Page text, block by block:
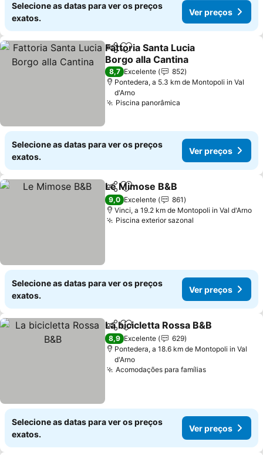
Selecione as datas para ver os preços
exatos.
Ver preços
PartilharAdicionar aos favoritos
Fattoria Santa Lucia
Borgo alla Cantina
Ver preços
8,7 Excelente
852
Pontedera, a 5.3 km de Montopoli in Val
d'Arno
Piscina panorâmica
Selecione as datas para ver os preços
exatos.
Ver preços
PartilharAdicionar aos favoritos
Le Mimose B&B
9,0 Excelente
861
Vinci, a 19.2 km de Montopoli in Val d'Arno
Piscina exterior sazonal
Selecione as datas para ver os preços
exatos.
Ver preços
PartilharAdicionar aos favoritos
La bicicletta Rossa B&B
8,9 Excelente
629
Pontedera, a 18.6 km de Montopoli in Val
d'Arno
Acomodações para famíliasVer preços
Selecione as datas para ver os preços
exatos.
Ver preços